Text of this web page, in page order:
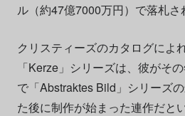
ル（約47億7000万円）で落札さ
クリスティーズのカタログによ
「Kerze」シリーズは、彼がそ
で「Abstraktes Bild」シリーズ
た後に制作が始まった連作だと